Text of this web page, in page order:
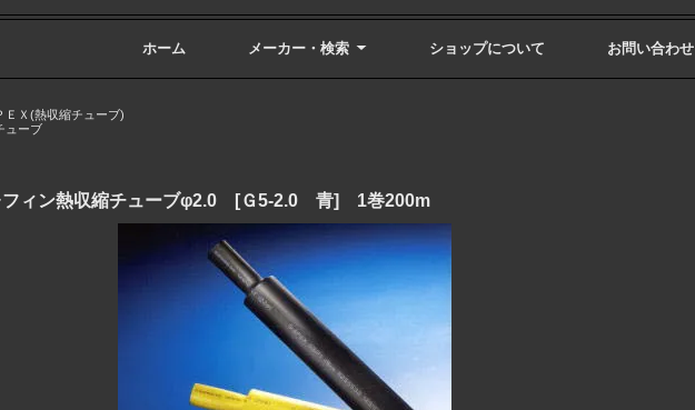
ホーム メーカー・検索 ショップについて お問い合わせ
ＥＸ(熱収縮チューブ)
ューブ
フィン熱収縮チューブφ2.0 [Ｇ5-2.0 青] 1巻200m